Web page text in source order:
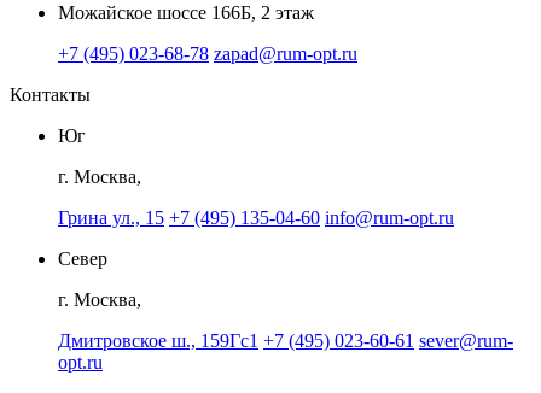
Можайское шоссе 166Б, 2 этаж
+7 (495) 023-68-78 zapad@rum-opt.ru
Контакты
Юг
г. Москва,
Грина ул., 15 +7 (495) 135-04-60 info@rum-opt.ru
Север
г. Москва,
Дмитровское ш., 159Гс1 +7 (495) 023-60-61 sever@rum-
opt.ru